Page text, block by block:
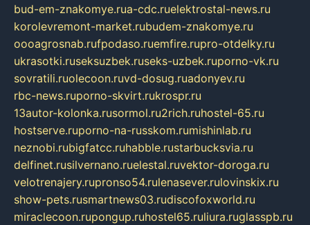
bud-em-znakomye.rua-cdc.ruelektrostal-news.ru
korolevremont-market.rubudem-znakomye.ru
oooagrosnab.rufpodaso.ruemfire.rupro-otdelky.ru
ukrasotki.ruseksuzbek.ruseks-uzbek.ruporno-vk.ru
sovratili.ruolecoon.ruvd-dosug.ruadonyev.ru
rbc-news.ruporno-skvirt.rukrospr.ru
13autor-kolonka.rusormol.ru2rich.ruhostel-65.ru
hostserve.ruporno-na-russkom.rumishinlab.ru
neznobi.rubigfatcc.ruhabble.rustarbucksvia.ru
delfinet.rusilvernano.ruelestal.ruvektor-doroga.ru
velotrenajery.rupronso54.rulenasever.rulovinskix.ru
show-pets.rusmartnews03.rudiscofoxworld.ru
miraclecoon.rupongup.ruhostel65.ruliura.ruglasspb.ru